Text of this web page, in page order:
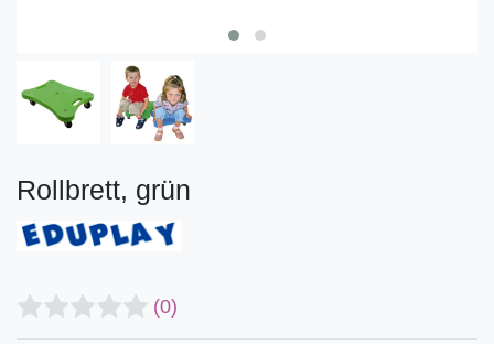
Rollbrett, grün
(0)